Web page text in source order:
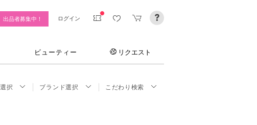
出品者募集中！ ログイン
ビューティー リクエスト
択 ブランド選択 こだわり検索